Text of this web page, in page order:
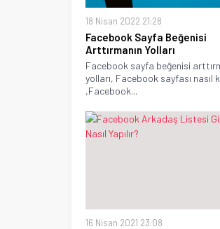
18 Nisan 2022 21:28
Facebook Sayfa Beğenisi
Arttırmanın Yolları
Facebook sayfa beğenisi
yolları, Facebook sayfası nasıl
,Facebook...
16 Nisan 2021 23:08